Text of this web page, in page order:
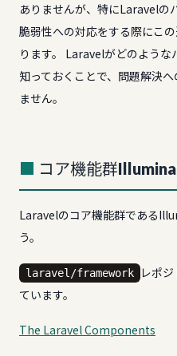
ありませんが、特にLaravelの
脆弱性への対応をする際にこ
ります。 Laravelがどのよう
知っておくことで、問題解決
ません。
コア機能群
Laravelのコア機能群である
う。
laravel/framework
レポ
ています。
The Laravel Components